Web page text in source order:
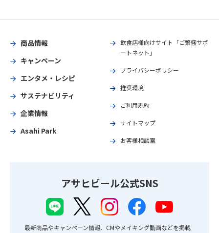
商品情報
キャンペーン
エンタメ・レシピ
サステナビリティ
企業情報
Asahi Park
飲食店様向けサイト「ご繁盛サポ
ートネット」
プライバシーポリシー
推奨環境
ご利用規約
サイトマップ
お客様相談室
アサヒビール公式SNS
最新商品やキャンペーン情報、CMやメイキング動画などを掲載